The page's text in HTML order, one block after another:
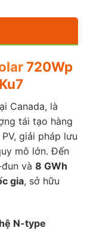
720Wp
Canada, là
tái tạo hàng
giải pháp lưu
mô lớn. Đến
và 8 GWh
gia, sở hữu
N-type